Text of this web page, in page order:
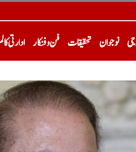
ادارتی فن و فنکار تحقیقات نوجوان